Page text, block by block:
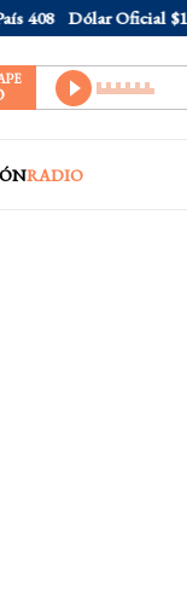
408 Dólar Oficial $1520
RADIO